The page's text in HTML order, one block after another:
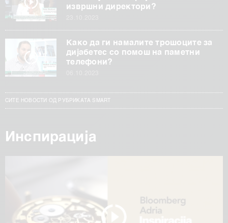
извршни директори?
Како да ги намалите трошоците за
дијабетес со помош на паметни
телефони?
СИТЕ НОВОСТИ ОД РУБРИКАТА SMART
Инспирација